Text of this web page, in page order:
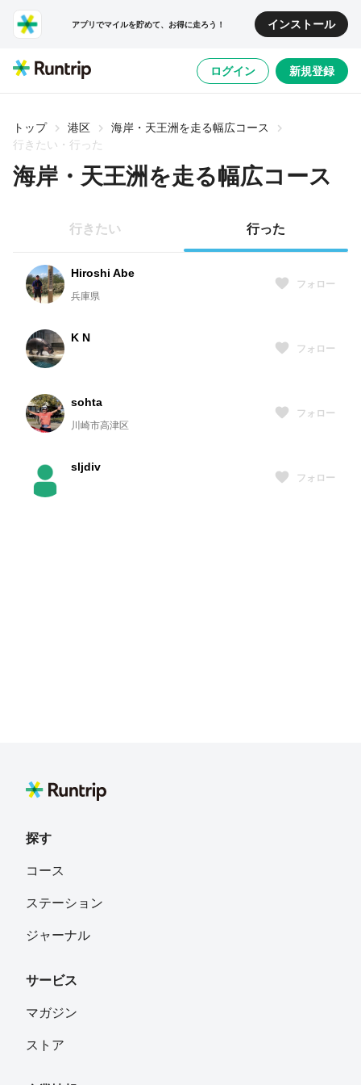
アプリでマイルを貯めて、お得に走ろう！ インストール
ログイン 新規登録
トップ 港区
海岸・天王洲を走る幅広コース
行きたい・行った
海岸・天王洲を走る幅広コース
行きたい 行った
Hiroshi Abe
兵庫県
フォロー
K N
フォロー
sohta
川崎市高津区
フォロー
sljdiv
フォロー
探す
コース
ステーション
ジャーナル
サービス
マガジン
ストア